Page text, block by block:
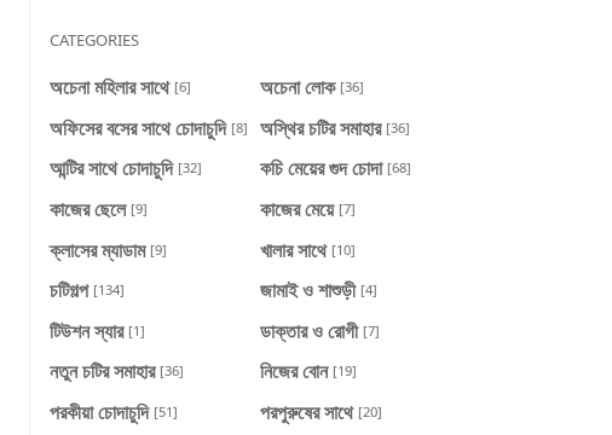
CATEGORIES
অচেনা মহিলার সাথে [6] অচেনা লোক [36]
অফিসের বসের সাথে চোদাচুদি [8] অস্থির চটির সমাহার [36]
আন্টির সাথে চোদাচুদি [32] কচি মেয়ের গুদ চোদা [68]
কাজের ছেলে [9] কাজের মেয়ে [7]
ক্লাসের ম্যাডাম [9] খালার সাথে [10]
চটিগল্প [134] জামাই ও শাশুড়ী [4]
টিউশন স্যার [1] ডাক্তার ও রোগী [7]
নতুন চটির সমাহার [36] নিজের বোন [19]
পরকীয়া চোদাচুদি [51] পরপুরুষের সাথে [20]